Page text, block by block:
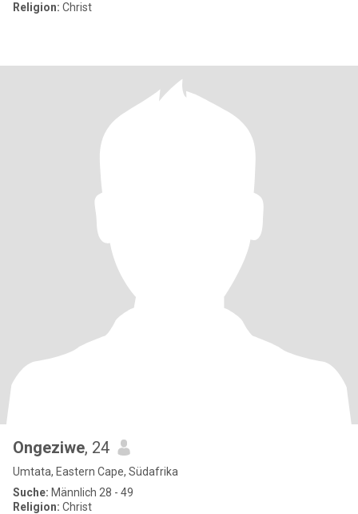
Religion: Christ
Ongeziwe, 24
Umtata, Eastern Cape, Südafrika
Suche: Männlich 28 - 49
Religion: Christ